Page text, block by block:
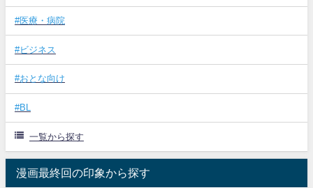
#医療・病院
#ビジネス
#おとな向け
#BL
一覧から探す
漫画最終回の印象から探す